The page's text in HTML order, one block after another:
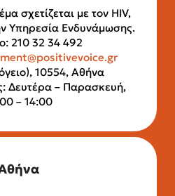
σχετίζεται με τον HIV,
Υπηρεσία Ενδυνάμωσης.
210 32 34 492
10554, Αθήνα
Δευτέρα – Παρασκευή,
– 14:00